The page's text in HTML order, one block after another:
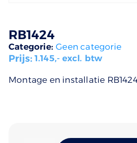
RB1424
Categorie:Geen categorie
Prijs:1.145,- excl. btw
Montage en installatie